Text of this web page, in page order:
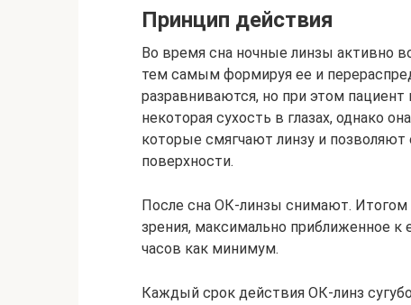
Принцип действия
Во время сна ночные линзы активно
тем самым формируя ее и
разравниваются, но при этом
некоторая сухость в глазах, однако
которые смягчают линзу и
поверхности.
После сна ОК-линзы снимают.
зрения, максимально приближенное к
часов как минимум.
Каждый срок действия ОК-линз